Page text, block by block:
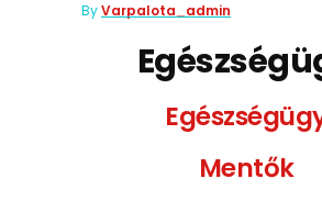
ByVarpalota_admin
Mentők